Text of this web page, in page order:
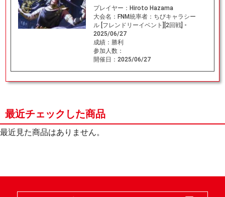
プレイヤー： Hiroto Hazama
大会名： FNM統率者：ちびキャラシー
ル [フレンドリーイベント][2回戦] -
2025/06/27
成績： 勝利
参加人数：
開催日： 2025/06/27
最近チェックした商品
最近見た商品はありません。